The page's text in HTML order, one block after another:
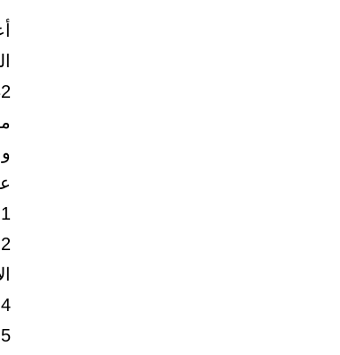
و
1 علي يحي الزهراني محاضر هندسة كهربائية كلية الهندسة
4 ايمان محمد عايض عسيري معيدة عقيدة كلية الآداب والعلوم الإنسانية